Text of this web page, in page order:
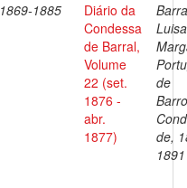
1869-1885
Diário da
Condessa
de Barral,
Volume
22 (set.
1876 -
abr.
1877)
Luisa
de
de,
1891